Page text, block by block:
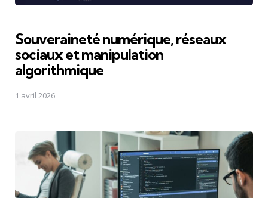
Souveraineté numérique, réseaux
sociaux et manipulation
algorithmique
1 avril 2026